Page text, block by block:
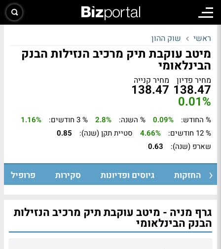
ראשי שוק ההון
מיטב עוקבת תיק מרכיב הנזילות הבנק
הבינלאומי
מחיר פדיון
138.47
מחיר קנייה
138.47
0.01%
% החודש: 0.09% % השנה: 2.8% % 3 חודשים:
1.16%
% 12 חודשים:
4.66% סטיית תקן (שנה):
0.85
שארפ (שנה):
0.63
החזקות גיוסים ופדיונות סקירות פרופיל
גרף מניה - מיטב עוקבת תיק מרכיב הנזילות
הבנק הבינלאומי